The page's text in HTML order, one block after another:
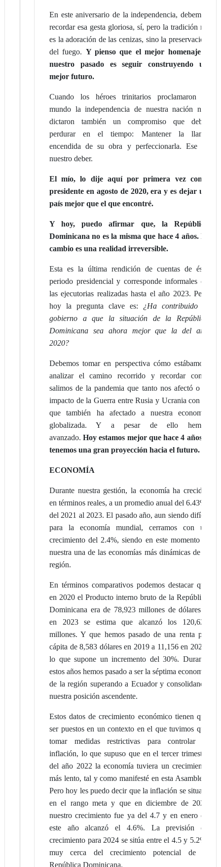
En este aniversario de la independencia, debemos
recordar esa gesta gloriosa, sí, pero la tradición no
es la adoración de las cenizas, sino la preservación
del fuego. Y pienso que el mejor homenaje a
nuestro pasado es seguir construyendo un
mejor futuro.
Cuando los héroes trinitarios proclamaron al
mundo la independencia de nuestra nación nos
dictaron también un compromiso que debía
perdurar en el tiempo: Mantener la llama
encendida de su obra y perfeccionarla. Ese es
nuestro deber.
El mío, lo dije aquí por primera vez como
presidente en agosto de 2020, era y es dejar un
país mejor que el que encontré.
Y hoy, puedo afirmar que, la República
Dominicana no es la misma que hace 4 años. El
cambio es una realidad irreversible.
Esta es la última rendición de cuentas de éste
periodo presidencial y corresponde informales de
las ejecutorias realizadas hasta el año 2023. Pero
hoy la pregunta clave es: ¿Ha contribuido el
gobierno a que la situación de la República
Dominicana sea ahora mejor que la del año
2020?
Debemos tomar en perspectiva cómo estábamos,
analizar el camino recorrido y recordar como
salimos de la pandemia que tanto nos afectó o el
impacto de la Guerra entre Rusia y Ucrania con lo
que también ha afectado a nuestra economía
globalizada. Y a pesar de ello hemos
avanzado.Hoy estamos mejor que hace 4 años y
tenemos una gran proyección hacia el futuro.
ECONOMÍA
Durante nuestra gestión, la economía ha crecido,
en términos reales, a un promedio anual del 6.43%,
del 2021 al 2023. El pasado año, aun siendo difícil
para la economía mundial, cerramos con un
crecimiento del 2.4%, siendo en este momento la
nuestra una de las economías más dinámicas de la
región.
En términos comparativos podemos destacar que
en 2020 el Producto interno bruto de la República
Dominicana era de 78,923 millones de dólares y
en 2023 se estima que alcanzó los 120,629
millones. Y que hemos pasado de una renta per
cápita de 8,583 dólares en 2019 a 11,156 en 2023,
lo que supone un incremento del 30%. Durante
estos años hemos pasado a ser la séptima economía
de la región superando a Ecuador y consolidando
nuestra posición ascendente.
Estos datos de crecimiento económico tienen que
ser puestos en un contexto en el que tuvimos que
tomar medidas restrictivas para controlar la
inflación, lo que supuso que en el tercer trimestre
del año 2022 la economía tuviera un crecimiento
más lento, tal y como manifesté en esta Asamblea.
Pero hoy les puedo decir que la inflación se situará
en el rango meta y que en diciembre de 2023
nuestro crecimiento fue ya del 4.7 y en enero de
este año alcanzó el 4.6%. La previsión de
crecimiento para 2024 se sitúa entre el 4.5 y 5.2%,
muy cerca del crecimiento potencial de la
República Dominicana.